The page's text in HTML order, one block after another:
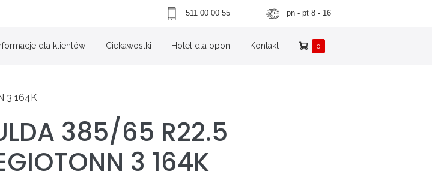
511 00 00 55 pn - pt 8 - 16
dla klientów Ciekawostki Hotel dla opon Kontakt
Shopping
0Items
3 164K
385/65 R22.5
3 164K